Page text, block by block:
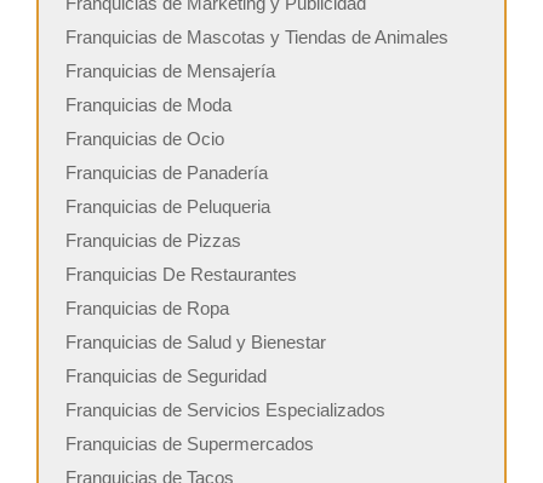
Franquicias de Mascotas y Tiendas de Animales
Franquicias de Mensajería
Franquicias de Moda
Franquicias de Ocio
Franquicias de Panadería
Franquicias de Peluqueria
Franquicias de Pizzas
Franquicias De Restaurantes
Franquicias de Ropa
Franquicias de Salud y Bienestar
Franquicias de Seguridad
Franquicias de Servicios Especializados
Franquicias de Supermercados
Franquicias de Tacos